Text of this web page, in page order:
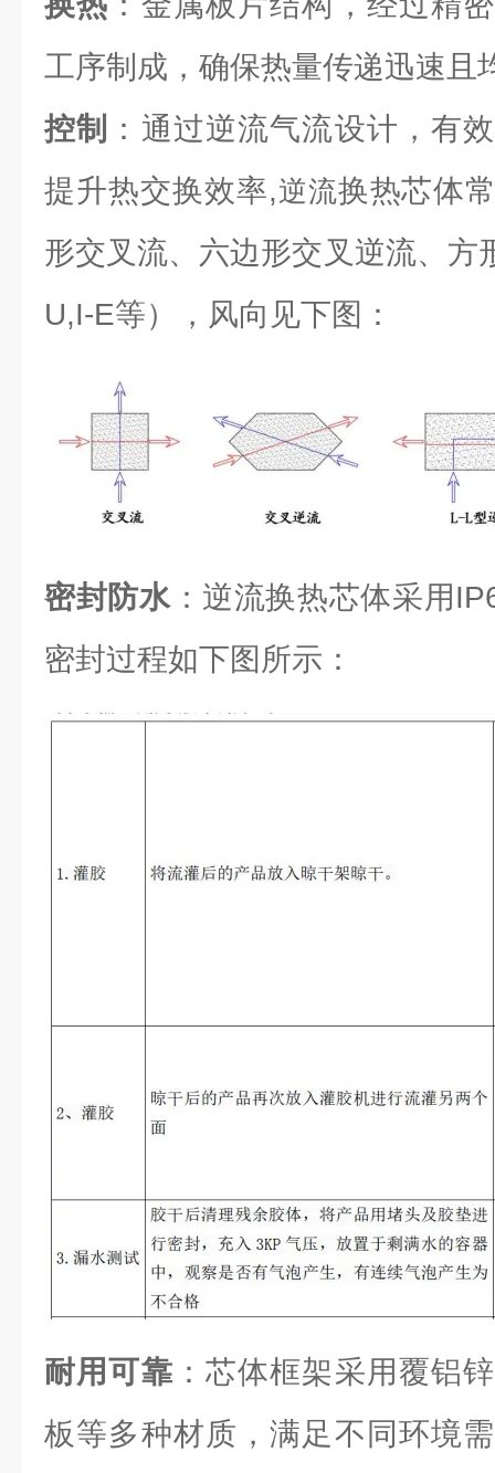
工序制成，确保热量传递迅速且
控制
：通过逆流气流设计，有
提升热交换效率,逆流换热芯体
形交叉流、六边形交叉逆流、方
U,I-E等），风向见下图：
密封防水：逆流换热芯体采用
密封过程如下图所示：
耐用可靠 ：芯体框架采用覆铝
板等多种材质，满足不同环境